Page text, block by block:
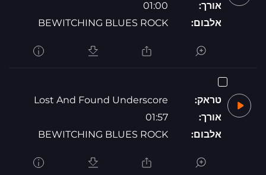
אורך:
01:00
אלבום:
BEWITCHING BLUES ROCK
טראק:
Lost And Found Underscore
אורך:
01:57
אלבום:
BEWITCHING BLUES ROCK